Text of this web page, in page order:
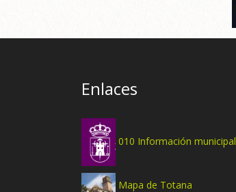
Enlaces
010 Información municipal
Mapa de Totana